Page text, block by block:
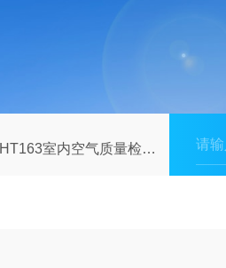
HT163室内空气质量检测仪/六合一污染检测仪